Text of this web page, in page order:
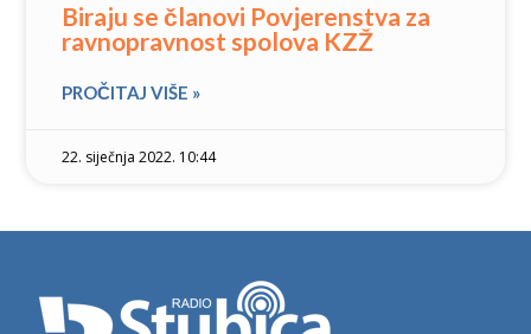
Biraju se članovi Povjerenstva za
ravnopravnost spolova KZŽ
PROČITAJ VIŠE »
22. siječnja 2022. 10:44